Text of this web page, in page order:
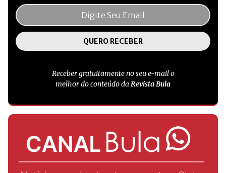
Receber gratuitamente no seu e-mail o
melhor do conteúdo daRevista Bula